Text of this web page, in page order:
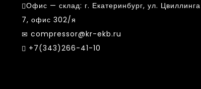
Офис — склад: г. Екатеринбург, ул. Цвиллинга
7, офис 302/я
compressor@kr-ekb.ru
+7(343)266-41-10